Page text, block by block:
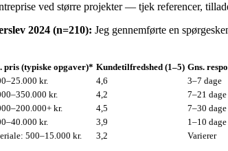
ved større projekter — tjek referencer,
2024 (n=210): Jeg gennemførte en
pris (typiske opgaver)* Kundetilfredshed (1–5) Gns.
kr. 4,6
3–7 dage
kr. 4,2
7–21 dage
kr. 4,5
7–30 dage
kr. 3,9
1–10 dage
500–15.000 kr. 3,2 Varierer